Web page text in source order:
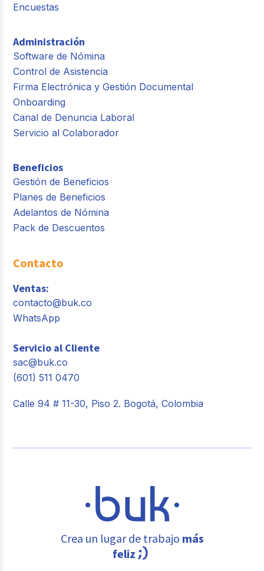
Encuestas
Administración
Software de Nómina
Control de Asistencia
Firma Electrónica y Gestión Documental
Onboarding
Canal de Denuncia Laboral
Servicio al Colaborador
Beneficios
Gestión de Beneficios
Planes de Beneficios
Adelantos de Nómina
Pack de Descuentos
Contacto
Ventas:
contacto@buk.co
WhatsApp
Servicio al Cliente
sac@buk.co
(601) 511 0470
Calle 94 # 11-30, Piso 2. Bogotá, Colombia
Crea un lugar de trabajo más
feliz